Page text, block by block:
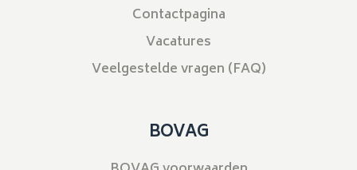
Contactpagina
Vacatures
Veelgestelde vragen (FAQ)
BOVAG